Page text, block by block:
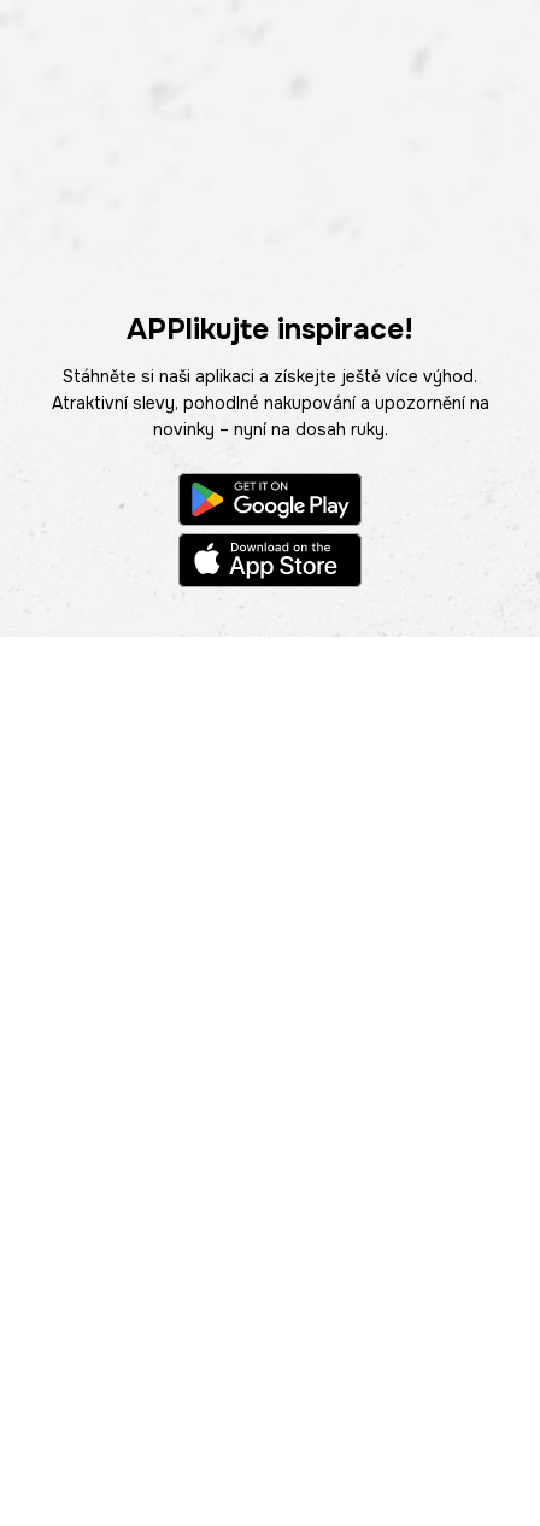
APPlikujte inspirace!
Stáhněte si naši aplikaci a získejte ještě více výhod.
Atraktivní slevy, pohodlné nakupování a upozornění na
novinky – nyní na dosah ruky.